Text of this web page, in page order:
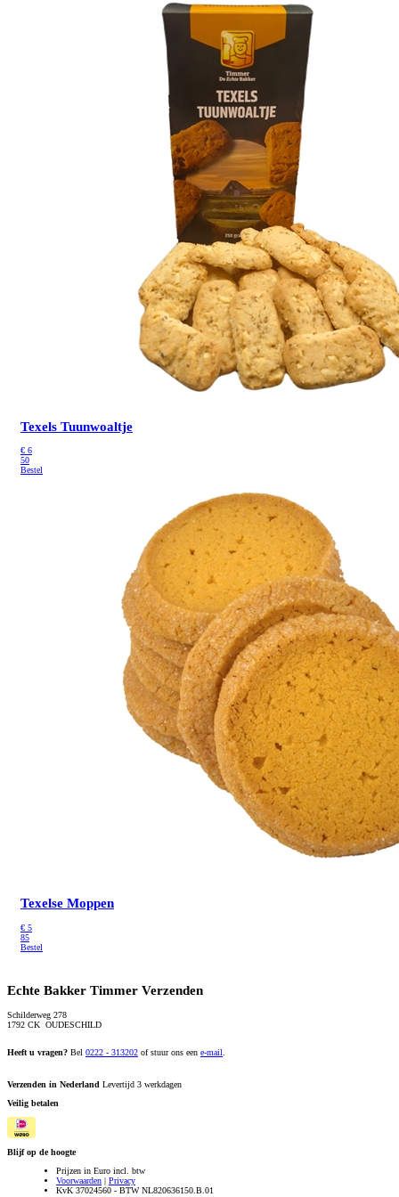
Texels Tuunwoaltje
€ 6
50
Bestel
Texelse Moppen
€ 5
85
Bestel
Echte Bakker Timmer Verzenden
Schilderweg 278
1792 CK OUDESCHILD
Heeft u vragen? Bel 0222 - 313202 of stuur ons een e-mail
Verzenden in Nederland Levertijd 3 werkdagen
Veilig betalen
Blijf op de hoogte
Prijzen in Euro incl. btw
Voorwaarden | Privacy
KvK 37024560 - BTW NL820636150.B.01